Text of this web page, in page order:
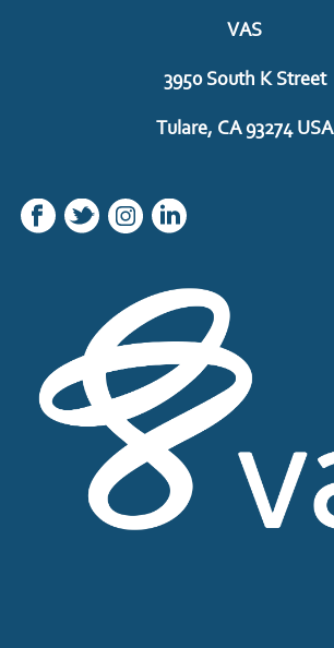
VAS
3950 South K Street
Tulare, CA 93274 USA